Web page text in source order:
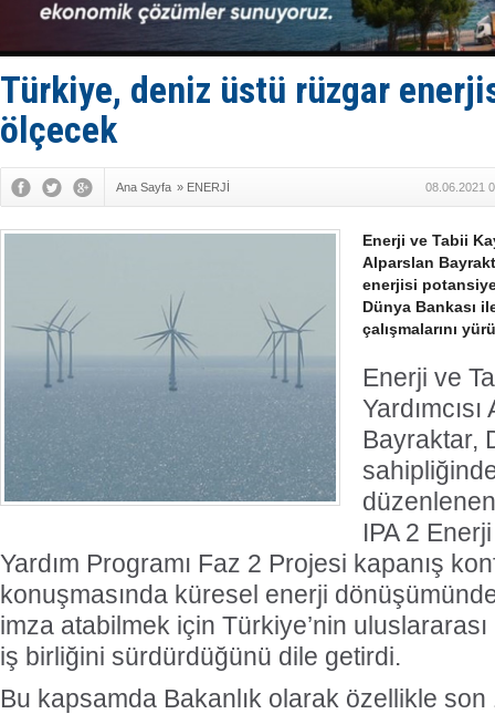
Dron
'REGAL
Gemide 5
Rus
Türkiye, deniz üstü rüzgar
ölçecek
Ana Sayfa » ENERJİ 08.06.2021
Enerji ve Tabii
Alparslan
enerjisi
Dünya Bankası
çalışmalarını
Enerji ve
Bayraktar,
IPA 2
Yardım Programı Faz 2 Projesi kapanış
konuşmasında küresel enerji
imza atabilmek için Türkiye’nin
iş birliğini sürdürdüğünü dile getirdi.
Bu kapsamda Bakanlık olarak özellikle son